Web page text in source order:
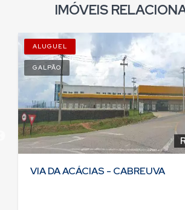
IMÓVEIS
ALUGUEL
GALPÃO
VIA DA ACÁCIAS - CABREUVA